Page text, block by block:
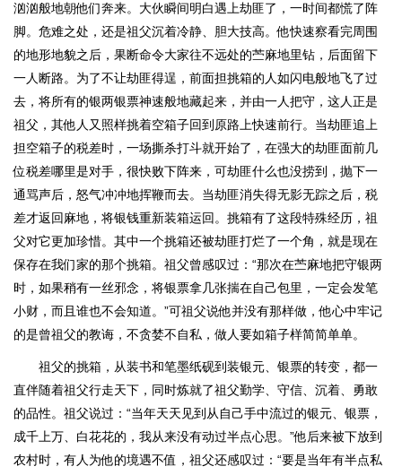
汹汹般地朝他们奔来。大伙瞬间明白遇上劫匪了，一时间都慌了阵
脚。危难之处，还是祖父沉着冷静、胆大技高。他快速察看完周围
的地形地貌之后，果断命令大家往不远处的苎麻地里钻，后面留下
一人断路。为了不让劫匪得逞，前面担挑箱的人如闪电般地飞了过
去，将所有的银两银票神速般地藏起来，并由一人把守，这人正是
祖父，其他人又照样挑着空箱子回到原路上快速前行。当劫匪追上
担空箱子的税差时，一场撕杀打斗就开始了，在强大的劫匪面前几
位税差哪里是对手，很快败下阵来，可劫匪什么也没捞到，抛下一
通骂声后，怒气冲冲地挥鞭而去。当劫匪消失得无影无踪之后，税
差才返回麻地，将银钱重新装箱运回。挑箱有了这段特殊经历，祖
父对它更加珍惜。其中一个挑箱还被劫匪打烂了一个角，就是现在
保存在我们家的那个挑箱。祖父曾感叹过：“那次在苎麻地把守银两
时，如果稍有一丝邪念，将银票拿几张揣在自己包里，一定会发笔
小财，而且谁也不会知道。”可祖父说他并没有那样做，他心中牢记
的是曾祖父的教诲，不贪婪不自私，做人要如箱子样简简单单。
祖父的挑箱，从装书和笔墨纸砚到装银元、银票的转变，都一
直伴随着祖父行走天下，同时炼就了祖父勤学、守信、沉着、勇敢
的品性。祖父说过：“当年天天见到从自己手中流过的银元、银票，
成千上万、白花花的，我从来没有动过半点心思。”他后来被下放到
农村时，有人为他的境遇不值，祖父还感叹过：“要是当年有半点私